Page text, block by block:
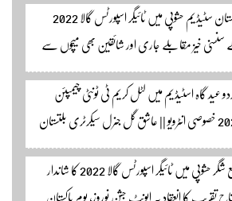
پریستان سٹیڈیم حشوپی میں ٹائیگر اسپورٹس گالا 2022
خیز مقابلے جاری اور شائقین بھی میچوں سے
ہو رہے ہیں۔ سجاد حسین نمائندہ شگر مکمل
دیکھنے لئے لئے لنک پر کلک کریں۔
عید گاہ اسٹیڈیم میں لٹل کریم ٹی ٹونٹی چیمپئن
2022 خصوصی انٹرویو || عاشق گل جنرل سیکرٹری بلتستان
ایسوسیشن کیمرہ مین یاور کمال کے ساتھ الطاف احمد
ایڈیٹر سکردو مزید اپڈیٹس کے لئے ہمارے
ضلع شگر حشوپی میں ٹائیگر اسپورٹس گالا 2022 کا شاندار